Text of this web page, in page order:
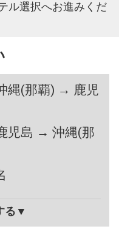
ル選択へお進みくだ
縄(那覇) → 鹿児
児島 → 沖縄(那
る▼